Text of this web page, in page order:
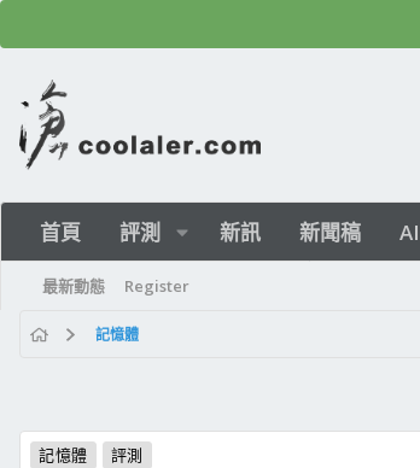
首頁 評測 新訊 新聞稿
最新動態 Register
記憶體
記憶體 評測